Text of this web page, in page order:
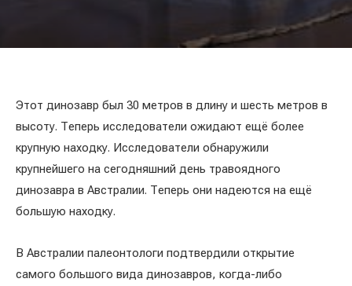
Этот динозавр был 30 метров в длину и шесть метров в
высоту. Теперь исследователи ожидают ещё более
крупную находку. Исследователи обнаружили
крупнейшего на сегодняшний день травоядного
динозавра в Австралии. Теперь они надеются на ещё
большую находку.
В Австралии палеонтологи подтвердили открытие
самого большого вида динозавров, когда-либо